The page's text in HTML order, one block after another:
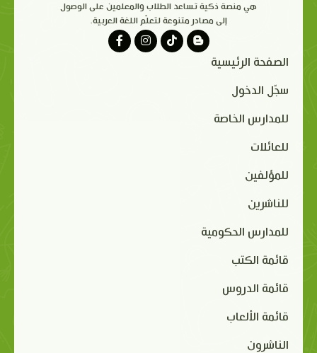
هي منصة ذكية تساعد الطلاب والمعلمين على الوصول
إلى مصادر متنوعة لتعلّم اللغة العربية.
الصفحة الرئيسية
سجّل الدخول
للمدارس الخاصة
للعائلات
للمؤلفين
للناشرين
للمدارس الحكومية
قائمة الكتب
قائمة الدروس
قائمة الألعاب
الناشرون